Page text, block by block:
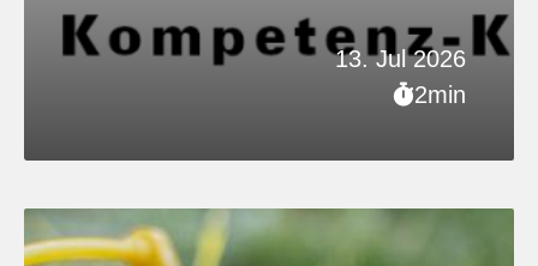
13. Jul 2026
2min